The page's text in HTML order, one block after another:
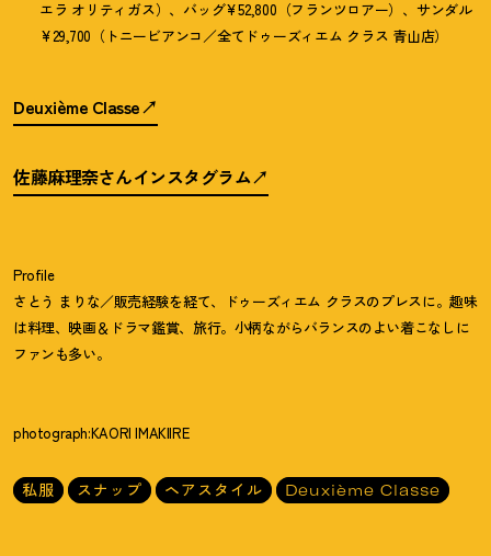
エラ オリティガス）、バッグ¥52,800（フランツロアー）、サンダル
¥29,700（トニービアンコ／全てドゥーズィエム クラス 青山店）
Deuxième Classe
佐藤麻理奈さんインスタグラム
Profile
さとう まりな／販売経験を経て、ドゥーズィエム クラスのプレスに。趣味
は料理、映画＆ドラマ鑑賞、旅行。小柄ながらバランスのよい着こなしに
ファンも多い。
photograph:KAORI IMAKIIRE
私服 スナップ ヘアスタイル Deuxième Classe